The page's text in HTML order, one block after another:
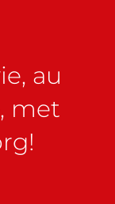
au
met